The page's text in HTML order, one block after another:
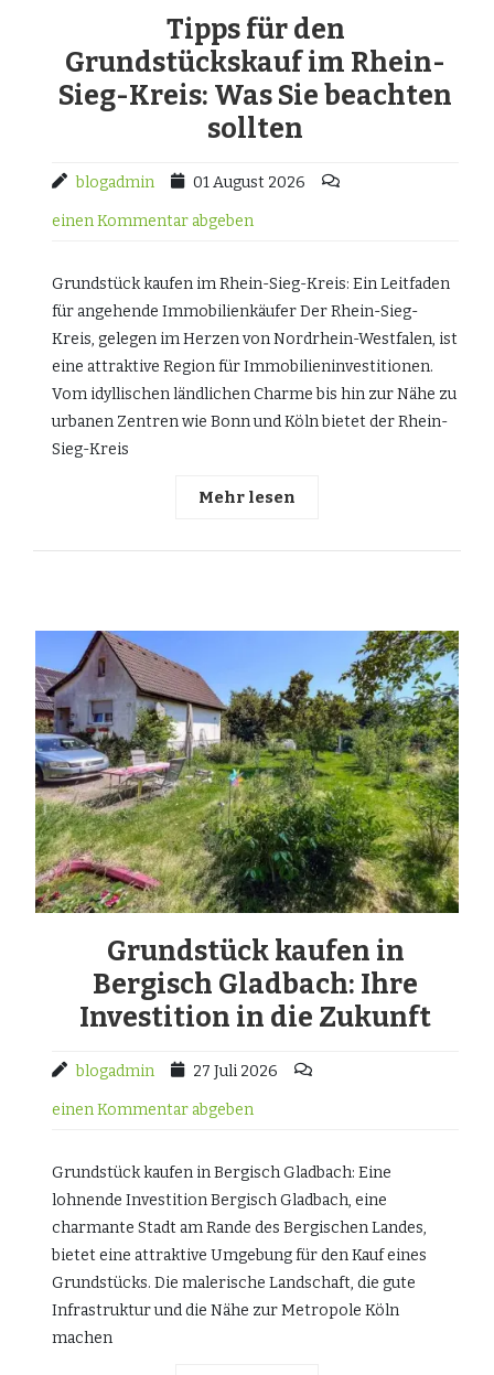
Tipps für den
Grundstückskauf im Rhein-
Sieg-Kreis: Was Sie beachten
sollten
blogadmin 01 August 2026
einen Kommentar abgeben
Grundstück kaufen im Rhein-Sieg-Kreis: Ein Leitfaden
für angehende Immobilienkäufer Der Rhein-Sieg-
Kreis, gelegen im Herzen von Nordrhein-Westfalen, ist
eine attraktive Region für Immobilieninvestitionen.
Vom idyllischen ländlichen Charme bis hin zur Nähe zu
urbanen Zentren wie Bonn und Köln bietet der Rhein-
Sieg-Kreis
Mehr lesen
Grundstück kaufen in
Bergisch Gladbach: Ihre
Investition in die Zukunft
blogadmin 27 Juli 2026
einen Kommentar abgeben
Grundstück kaufen in Bergisch Gladbach: Eine
lohnende Investition Bergisch Gladbach, eine
charmante Stadt am Rande des Bergischen Landes,
bietet eine attraktive Umgebung für den Kauf eines
Grundstücks. Die malerische Landschaft, die gute
Infrastruktur und die Nähe zur Metropole Köln
machen